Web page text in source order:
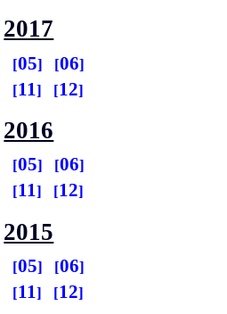
2017
05
06
11 12
2016
05
06
11 12
2015
05
06
11 12